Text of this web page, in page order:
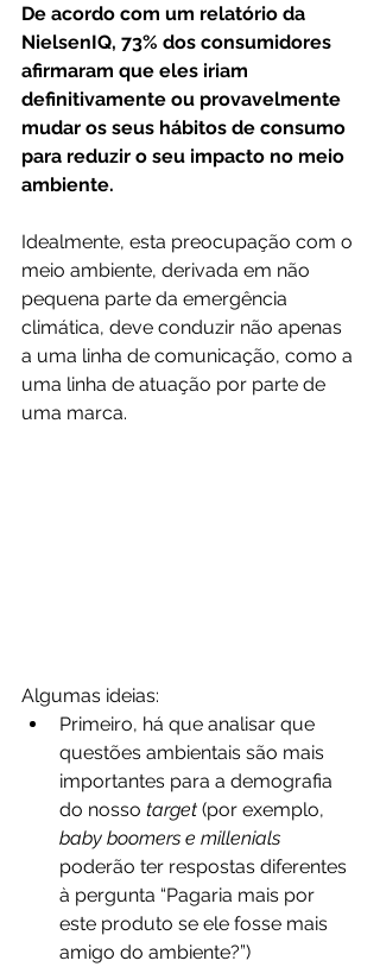
De acordo com um relatório da
NielsenIQ, 73% dos consumidores
afirmaram que eles iriam
definitivamente ou provavelmente
mudar os seus hábitos de consumo
para reduzir o seu impacto no meio
ambiente.
Idealmente, esta preocupação com o
meio ambiente, derivada em não
pequena parte da emergência
climática, deve conduzir não apenas
a uma linha de comunicação, como a
uma linha de atuação por parte de
uma marca.
Algumas ideias:
Primeiro, há que analisar que
questões ambientais são mais
importantes para a demografia
do nosso target (por exemplo,
baby boomers e millenials
poderão ter respostas diferentes
à pergunta “Pagaria mais por
este produto se ele fosse mais
amigo do ambiente?”)